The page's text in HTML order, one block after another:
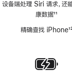
设备端处理 Siri 请求，还
康数据11
精确查找 iPhone